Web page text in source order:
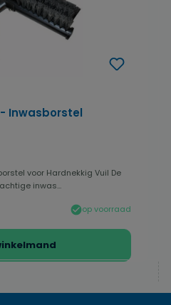
Inwasborstel
voor Hardnekkig Vuil De
inwas...
op voorraad